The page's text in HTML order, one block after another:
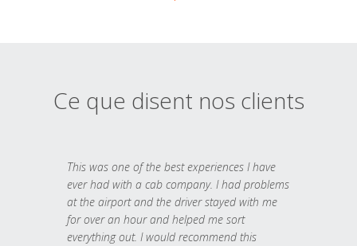
Ce que disent nos clients
This was one of the best experiences I have
ever had with a cab company. I had problems
at the airport and the driver stayed with me
for over an hour and helped me sort
everything out. I would recommend this